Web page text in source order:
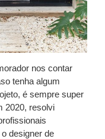
nos contar
tenha algum
é sempre super
2020, resolvi
designer de